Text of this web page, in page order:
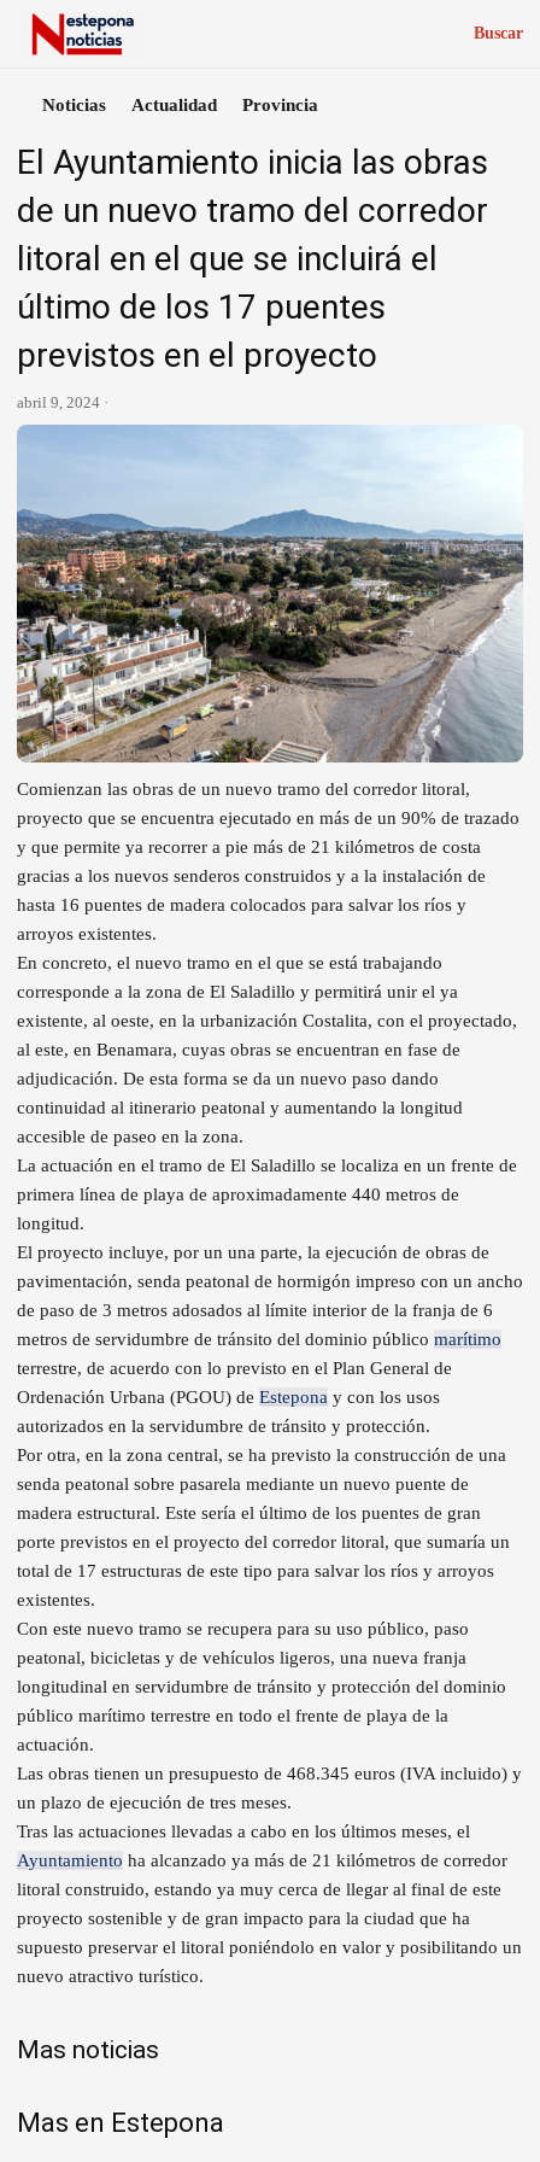
Buscar
Noticias Actualidad Provincia
El Ayuntamiento inicia las obras
de un nuevo tramo del corredor
litoral en el que se incluirá el
último de los 17 puentes
previstos en el proyecto
abril 9, 2024 ·
Comienzan las obras de un nuevo tramo del corredor litoral,
proyecto que se encuentra ejecutado en más de un 90% de trazado
y que permite ya recorrer a pie más de 21 kilómetros de costa
gracias a los nuevos senderos construidos y a la instalación de
hasta 16 puentes de madera colocados para salvar los ríos y
arroyos existentes.
En concreto, el nuevo tramo en el que se está trabajando
corresponde a la zona de El Saladillo y permitirá unir el ya
existente, al oeste, en la urbanización Costalita, con el proyectado,
al este, en Benamara, cuyas obras se encuentran en fase de
adjudicación. De esta forma se da un nuevo paso dando
continuidad al itinerario peatonal y aumentando la longitud
accesible de paseo en la zona.
La actuación en el tramo de El Saladillo se localiza en un frente de
primera línea de playa de aproximadamente 440 metros de
longitud.
El proyecto incluye, por un una parte, la ejecución de obras de
pavimentación, senda peatonal de hormigón impreso con un ancho
de paso de 3 metros adosados al límite interior de la franja de 6
metros de servidumbre de tránsito del dominio público marítimo
terrestre, de acuerdo con lo previsto en el Plan General de
Ordenación Urbana (PGOU) de Estepona y con los usos
autorizados en la servidumbre de tránsito y protección.
Por otra, en la zona central, se ha previsto la construcción de una
senda peatonal sobre pasarela mediante un nuevo puente de
madera estructural. Este sería el último de los puentes de gran
porte previstos en el proyecto del corredor litoral, que sumaría un
total de 17 estructuras de este tipo para salvar los ríos y arroyos
existentes.
Con este nuevo tramo se recupera para su uso público, paso
peatonal, bicicletas y de vehículos ligeros, una nueva franja
longitudinal en servidumbre de tránsito y protección del dominio
público marítimo terrestre en todo el frente de playa de la
actuación.
Las obras tienen un presupuesto de 468.345 euros (IVA incluido) y
un plazo de ejecución de tres meses.
Tras las actuaciones llevadas a cabo en los últimos meses, el
Ayuntamiento ha alcanzado ya más de 21 kilómetros de corredor
litoral construido, estando ya muy cerca de llegar al final de este
proyecto sostenible y de gran impacto para la ciudad que ha
supuesto preservar el litoral poniéndolo en valor y posibilitando un
nuevo atractivo turístico.
Mas noticias
Mas en Estepona